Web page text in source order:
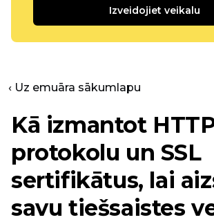
Izveidojiet veikalu
‹ Uz emuāra sākumlapu
Kā izmantot
protokolu un SSL
sertifikātus, lai
savu tiešsaistes